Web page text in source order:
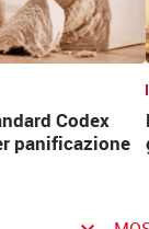
Codex
panificazione